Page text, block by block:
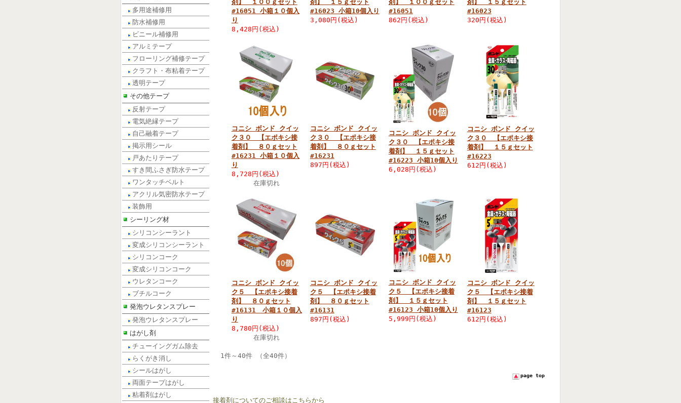
多用途補修用
防水補修用
ビニール補修用
アルミテープ
フローリング補修テープ
クラフト・布粘着テープ
透明テープ
その他テープ
反射テープ
電気絶縁テープ
自己融着テープ
掲示用シール
戸あたりテープ
すき間ふさぎ防水テープ
ワンタッチベルト
アクリル気密防水テープ
装飾用
シーリング材
シリコンシーラント
変成シリコンシーラント
シリコンコーク
変成シリコンコーク
ウレタンコーク
ブチルコーク
発泡ウレタンスプレー
発泡ウレタンスプレー
はがし剤
チューイングガム除去
らくがき消し
シールはがし
両面テープはがし
粘着剤はがし
剤】 １００ｇセット
#16051 小箱１０個入
り
8,428円(税込)
剤】 １５ｇセット
#16023 小箱10個入り
3,080円(税込)
剤】 １００ｇセット
#16051
862円(税込)
剤】 １５ｇセット
#16023
320円(税込)
コニシ ボンド クイッ
ク３０ 【エポキシ接
着剤】 ８０ｇセット
#16231 小箱１０個入
り
8,728円(税込)
在庫切れ
コニシ ボンド クイッ
ク３０ 【エポキシ接
着剤】 ８０ｇセット
#16231
897円(税込)
コニシ ボンド クイッ
ク３０ 【エポキシ接
着剤】 １５ｇセット
#16223 小箱10個入り
6,028円(税込)
コニシ ボンド クイッ
ク３０ 【エポキシ接
着剤】 １５ｇセット
#16223
612円(税込)
コニシ ボンド クイッ
ク５ 【エポキシ接着
剤】 ８０ｇセット
#16131 小箱１０個入
り
8,780円(税込)
在庫切れ
コニシ ボンド クイッ
ク５ 【エポキシ接着
剤】 ８０ｇセット
#16131
897円(税込)
コニシ ボンド クイッ
ク５ 【エポキシ接着
剤】 １５ｇセット
#16123 小箱10個入り
5,999円(税込)
コニシ ボンド クイッ
ク５ 【エポキシ接着
剤】 １５ｇセット
#16123
612円(税込)
1件～40件 （全40件）
page top
接着剤についてのご相談はこちらから